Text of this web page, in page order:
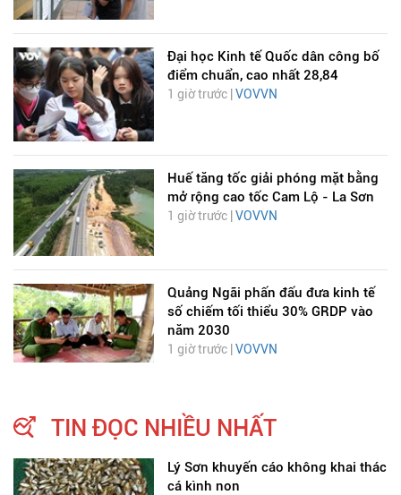
Đại học Kinh tế Quốc dân công bố
điểm chuẩn, cao nhất 28,84
1 giờ trước | VOVVN
Huế tăng tốc giải phóng mặt bằng
mở rộng cao tốc Cam Lộ - La Sơn
1 giờ trước | VOVVN
Quảng Ngãi phấn đấu đưa kinh tế
số chiếm tối thiểu 30% GRDP vào
năm 2030
1 giờ trước | VOVVN
TIN ĐỌC NHIỀU NHẤT
Lý Sơn khuyến cáo không khai thác
cá kình non